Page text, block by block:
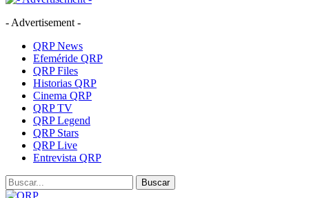
- Advertisement -
QRP News
Efeméride QRP
QRP Files
Historias QRP
Cinema QRP
QRP TV
QRP Legend
QRP Stars
QRP Live
Entrevista QRP